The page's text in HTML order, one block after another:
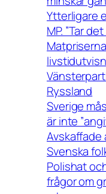
Ytterligare
MP. ”Tar
Ryssland
Sverige
är inte
Avskaffade
Svenska
Polishat
frågor om